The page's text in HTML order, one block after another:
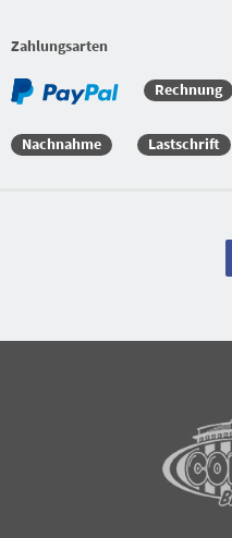
Zahlungsarten
Rechnung
Nachnahme Lastschrift